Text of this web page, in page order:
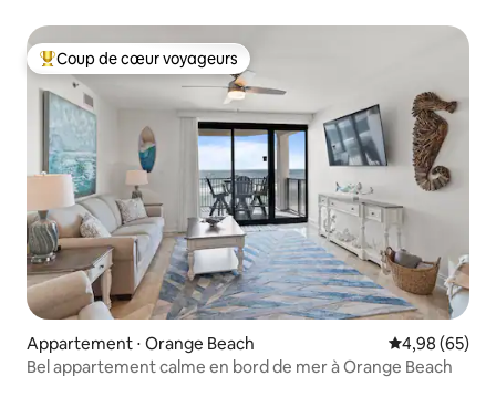
Coups de cœur voyageurs les plus appréciés
Coup de cœur voyageurs
Appartement ⋅ Orange Beach Évaluation
4,98 (65)
Bel appartement calme en bord de mer à Orange Beach